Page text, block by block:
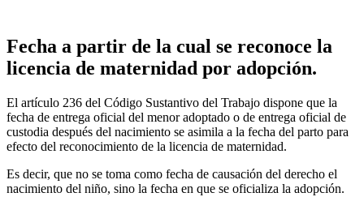
Fecha a partir de la cual se reconoce la
licencia de maternidad por adopción.
El artículo 236 del Código Sustantivo del Trabajo dispone que la
fecha de entrega oficial del menor adoptado o de entrega oficial de
custodia después del nacimiento se asimila a la fecha del parto para
efecto del reconocimiento de la licencia de maternidad.
Es decir, que no se toma como fecha de causación del derecho el
nacimiento del niño, sino la fecha en que se oficializa la adopción.